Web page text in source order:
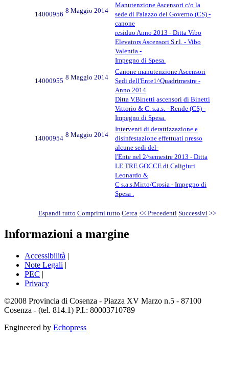
14000956 8 Maggio 2014
Manutenzione Ascensori c/o la
sede di Palazzo del Governo (CS) -
canone
residuo Anno 2013 - Ditta Vibo
Elevators Ascensori S.r.l. - Vibo
Valentia -
Impegno di Spesa.
14000955 8 Maggio 2014
Canone manutenzione Ascensori
Sedi dell'Ente1^Quadrimestre -
Anno 2014
Ditta V.Binetti ascensori di Binetti
Vittorio & C. s.a.s. - Rende (CS) -
Impegno di Spesa.
14000954 8 Maggio 2014
Interventi di derattizzazione e
disinfestazione effettuati presso
alcune sedi del-
l'Ente nel 2^semestre 2013 - Ditta
LE TRE GOCCE di Caligiuri
Leonardo &
C s.a.s.Mirto/Crosia - Impegno di
Spesa .
Espandi tutto Comprimi tutto Cerca << Precedenti Successivi >>
Informazioni a margine
Accessibilità |
Note Legali |
PEC |
Privacy
©2008 Provincia di Cosenza - Piazza XV Marzo n.5 - 87100
Cosenza - (tel. 814.1) P.I.: 80003710789
Engineered by Echopress